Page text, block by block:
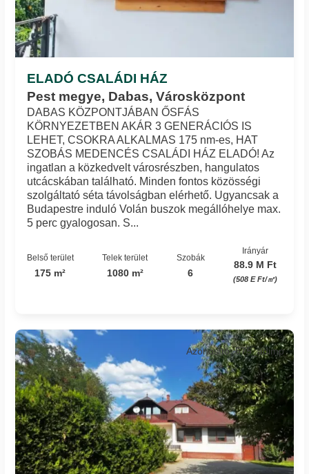
ELADÓ CSALÁDI HÁZ
Pest megye, Dabas, Városközpont
DABAS KÖZPONTJÁBAN ŐSFÁS
KÖRNYEZETBEN AKÁR 3 GENERÁCIÓS IS
LEHET, CSOKRA ALKALMAS 175 nm-es, HAT
SZOBÁS MEDENCÉS CSALÁDI HÁZ ELADÓ! Az
ingatlan a közkedvelt városrészben, hangulatos
utcácskában található. Minden fontos közösségi
szolgáltató séta távolságban elérhető. Ugyancsak a
Budapestre induló Volán buszok megállóhelye max.
5 perc gyalogosan. S...
Belső terület
175 m²
Telek terület
1080 m²
Szobák
6
Irányár
88.9 M Ft
(508 E Ft/㎡)
Azonosító: 575_adimp